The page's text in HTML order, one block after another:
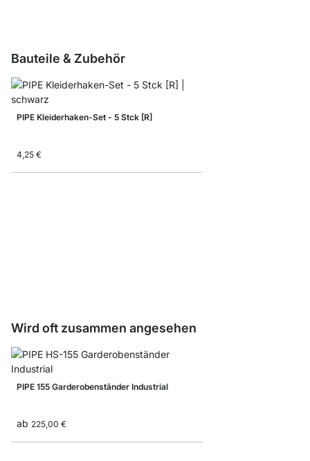
Bauteile & Zubehör
PIPE Kleiderhaken-Set - 5 Stck [R]
4,25 €
Wird oft zusammen angesehen
PIPE 155 Garderobenständer Industrial
ab 225,00 €